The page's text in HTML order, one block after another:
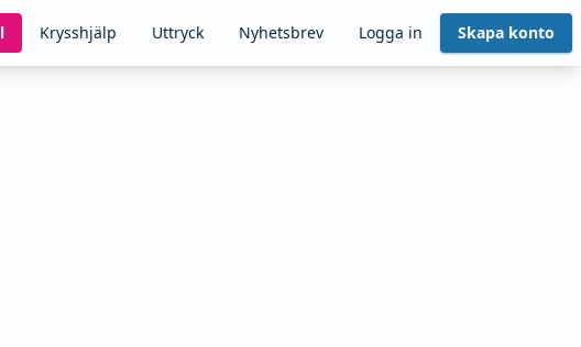
Krysshjälp Uttryck Nyhetsbrev Logga in Skapa konto